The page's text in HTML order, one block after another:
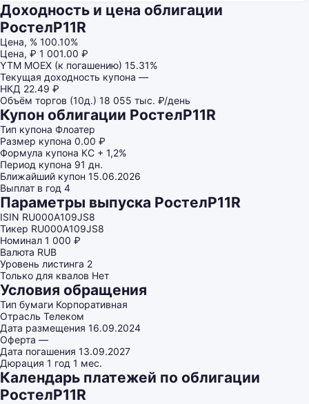
Доходность и цена облигации
РостелP11R
Цена, % 100.10%
Цена, ₽ 1 001.00 ₽
YTM MOEX (к погашению) 15.31%
Текущая доходность купона —
НКД 22.49 ₽
Объём торгов (10д.) 18 055 тыс. ₽/день
Купон облигации РостелP11R
Тип купона Флоатер
Размер купона 0.00 ₽
Формула купона КС + 1,2%
Период купона 91 дн.
Ближайший купон 15.06.2026
Выплат в год 4
Параметры выпуска РостелP11R
ISIN RU000A109JS8
Тикер RU000A109JS8
Номинал 1 000 ₽
Валюта RUB
Уровень листинга 2
Только для квалов Нет
Условия обращения
Тип бумаги Корпоративная
Отрасль Телеком
Дата размещения 16.09.2024
Оферта —
Дата погашения 13.09.2027
Дюрация 1 год 1 мес.
Календарь платежей по облигации
РостелP11R